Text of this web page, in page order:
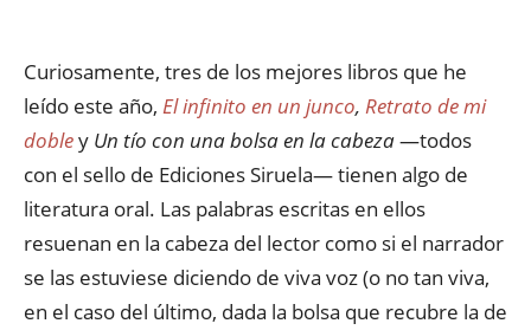
Curiosamente, tres de los mejores libros que he
leído este año, El infinito en un junco, Retrato de mi
dobley Un tío con una bolsa en la cabeza—todos
con el sello de Ediciones Siruela— tienen algo de
literatura oral. Las palabras escritas en ellos
resuenan en la cabeza del lector como si el narrador
se las estuviese diciendo de viva voz (o no tan viva,
en el caso del último, dada la bolsa que recubre la de